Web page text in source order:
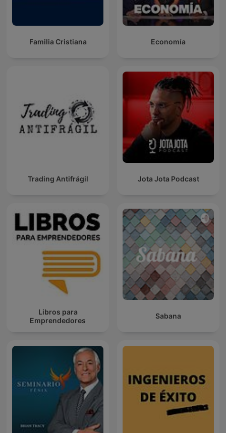
Familia Cristiana Economía
Trading Antifrágil Jota Jota Podcast
Libros para
Emprendedores
Sabana